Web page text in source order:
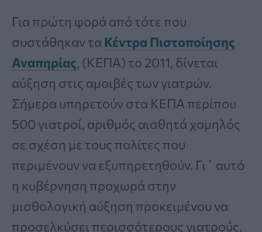
Για πρώτη φορά από τότε που
συστάθηκαν τα Κέντρα Πιστοποίησης
Αναπηρίας, (ΚΕΠΑ) το 2011, δίνεται
αύξηση στις αμοιβές των γιατρών.
Σήμερα υπηρετούν στα ΚΕΠΑ περίπου
500 γιατροί, αριθμός αισθητά χαμηλός
σε σχέση με τους πολίτες που
περιμένουν να εξυπηρετηθούν. Γι΄ αυτό
η κυβέρνηση προχωρά στην
μισθολογική αύξηση προκειμένου να
προσελκύσει περισσότερους γιατρούς.